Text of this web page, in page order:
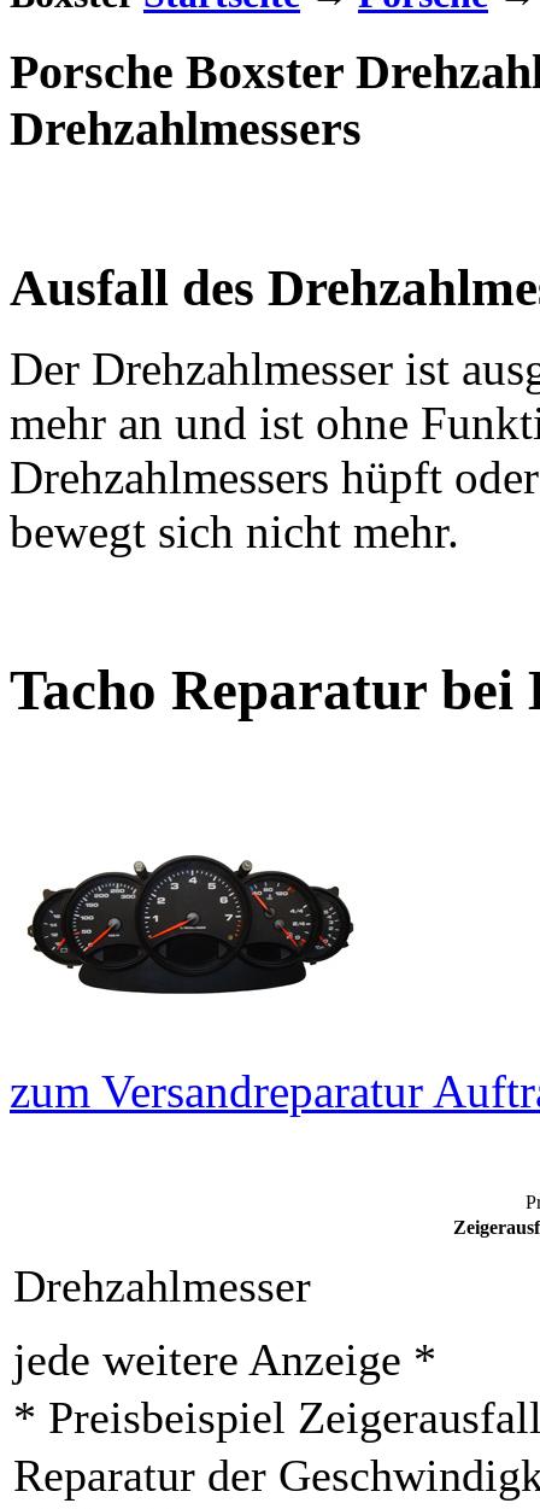
Porsche Boxster
Drehzahlmessers
Ausfall des
Der Drehzahlmesser ist
mehr an und ist ohne
Drehzahlmessers hüpft
bewegt sich nicht mehr.
Tacho Reparatur bei
zum Versandreparatur
Drehzahlmesser
jede weitere Anzeige *
* Preisbeispiel
Reparatur der